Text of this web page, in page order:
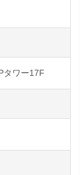
タワー17F